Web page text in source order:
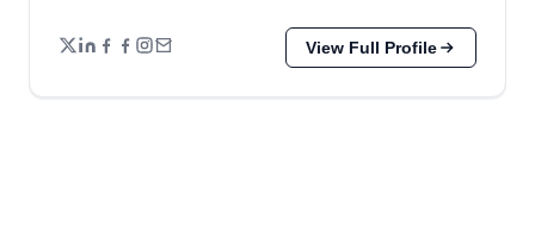
View Full Profile